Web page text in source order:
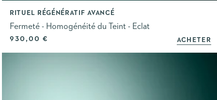
RITUEL RÉGÉNÉRATIF AVANCÉ
Fermeté - Homogénéité du Teint - Eclat
Prix de vente
930,00 € ACHETER